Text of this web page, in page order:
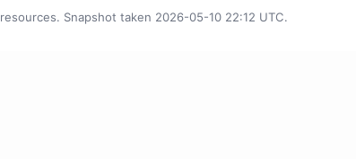
resources. Snapshot taken 2026-05-10 22:12 UTC.